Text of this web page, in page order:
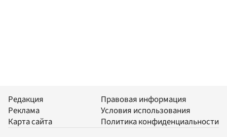
Редакция
Реклама
Карта сайта
Правовая информация
Условия использования
Политика конфиденциальности